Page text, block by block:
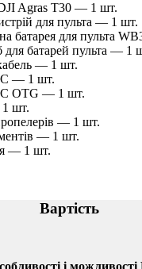
Agras T30 — 1 шт.
для пульта — 1 шт.
батарея для пульта
для батарей пульта — 1
— 1 шт.
C — 1 шт.
OTG — 1 шт.
шт.
— 1 шт.
— 1 шт.
— 1 шт.
Вартість
і